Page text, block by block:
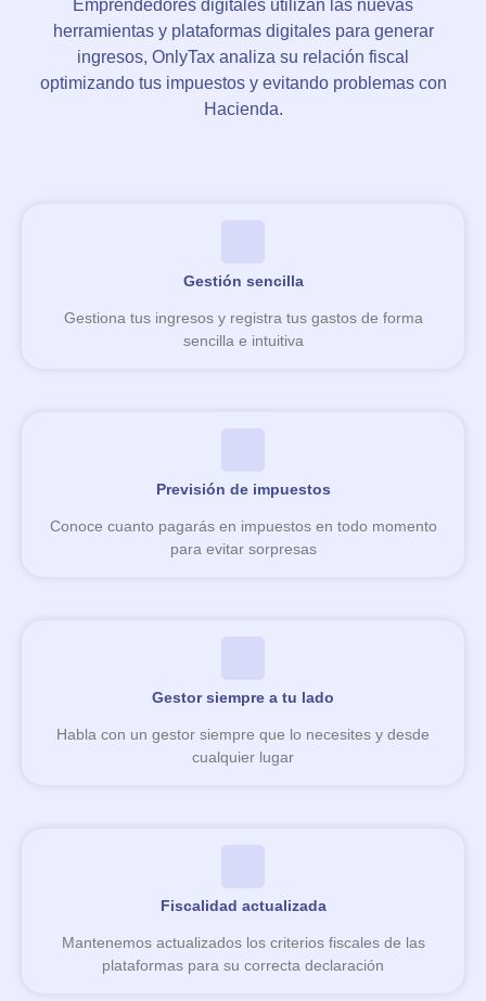
Emprendedores digitales utilizan las nuevas
herramientas y plataformas digitales para generar
ingresos, OnlyTax analiza su relación fiscal
optimizando tus impuestos y evitando problemas con
Hacienda.
Gestión sencilla
Gestiona tus ingresos y registra tus gastos de forma
sencilla e intuitiva
Previsión de impuestos
Conoce cuanto pagarás en impuestos en todo momento
para evitar sorpresas
Gestor siempre a tu lado
Habla con un gestor siempre que lo necesites y desde
cualquier lugar
Fiscalidad actualizada
Mantenemos actualizados los criterios fiscales de las
plataformas para su correcta declaración